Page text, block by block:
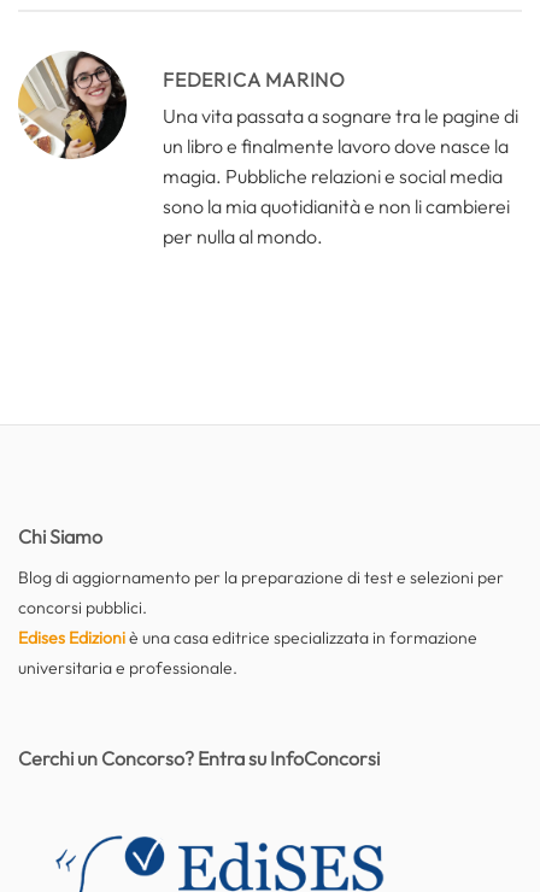
FEDERICA MARINO
Una vita passata a sognare tra le pagine di
un libro e finalmente lavoro dove nasce la
magia. Pubbliche relazioni e social media
sono la mia quotidianità e non li cambierei
per nulla al mondo.
Chi Siamo
Blog di aggiornamento per la preparazione di test e selezioni per
concorsi pubblici.
Edises Edizioniè una casa editrice specializzata in formazione
universitaria e professionale.
Cerchi un Concorso? Entra su InfoConcorsi